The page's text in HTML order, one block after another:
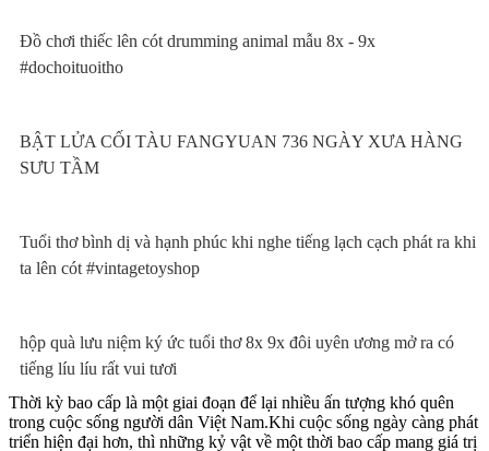
Đồ chơi thiếc lên cót drumming animal mẫu 8x - 9x
#dochoituoitho
BẬT LỬA CỐI TÀU FANGYUAN 736 NGÀY XƯA HÀNG
SƯU TẦM
Tuổi thơ bình dị và hạnh phúc khi nghe tiếng lạch cạch phát ra khi
ta lên cót #vintagetoyshop
hộp quà lưu niệm ký ức tuổi thơ 8x 9x đôi uyên ương mở ra có
tiếng líu líu rất vui tươi
Thời kỳ bao cấp là một giai đoạn để lại nhiều ấn tượng khó quên
trong cuộc sống người dân Việt Nam.Khi cuộc sống ngày càng phát
triển hiện đại hơn, thì những kỷ vật về một thời bao cấp mang giá trị